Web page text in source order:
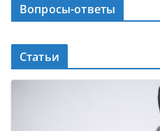
Вопросы-ответы
Статьи